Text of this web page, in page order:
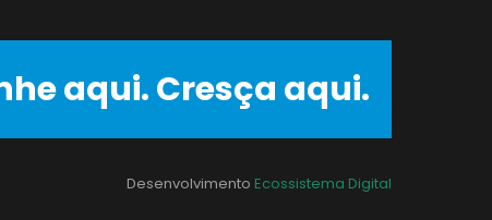
aqui. Cresça aqui.
Desenvolvimento Ecossistema Digital